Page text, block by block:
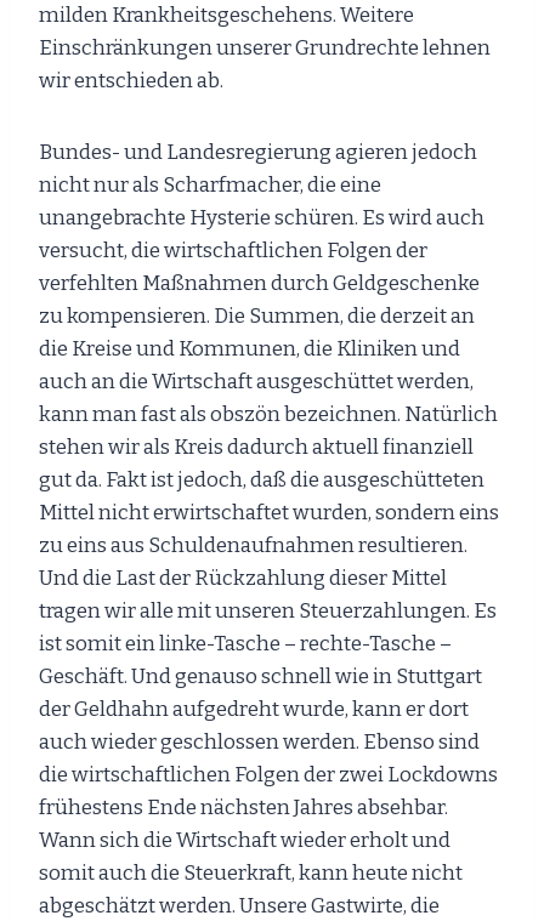
milden Krankheitsgeschehens. Weitere
Einschränkungen unserer Grundrechte lehnen
wir entschieden ab.
Bundes- und Landesregierung agieren jedoch
nicht nur als Scharfmacher, die eine
unangebrachte Hysterie schüren. Es wird auch
versucht, die wirtschaftlichen Folgen der
verfehlten Maßnahmen durch Geldgeschenke
zu kompensieren. Die Summen, die derzeit an
die Kreise und Kommunen, die Kliniken und
auch an die Wirtschaft ausgeschüttet werden,
kann man fast als obszön bezeichnen. Natürlich
stehen wir als Kreis dadurch aktuell finanziell
gut da. Fakt ist jedoch, daß die ausgeschütteten
Mittel nicht erwirtschaftet wurden, sondern eins
zu eins aus Schuldenaufnahmen resultieren.
Und die Last der Rückzahlung dieser Mittel
tragen wir alle mit unseren Steuerzahlungen. Es
ist somit ein linke-Tasche – rechte-Tasche –
Geschäft. Und genauso schnell wie in Stuttgart
der Geldhahn aufgedreht wurde, kann er dort
auch wieder geschlossen werden. Ebenso sind
die wirtschaftlichen Folgen der zwei Lockdowns
frühestens Ende nächsten Jahres absehbar.
Wann sich die Wirtschaft wieder erholt und
somit auch die Steuerkraft, kann heute nicht
abgeschätzt werden. Unsere Gastwirte, die